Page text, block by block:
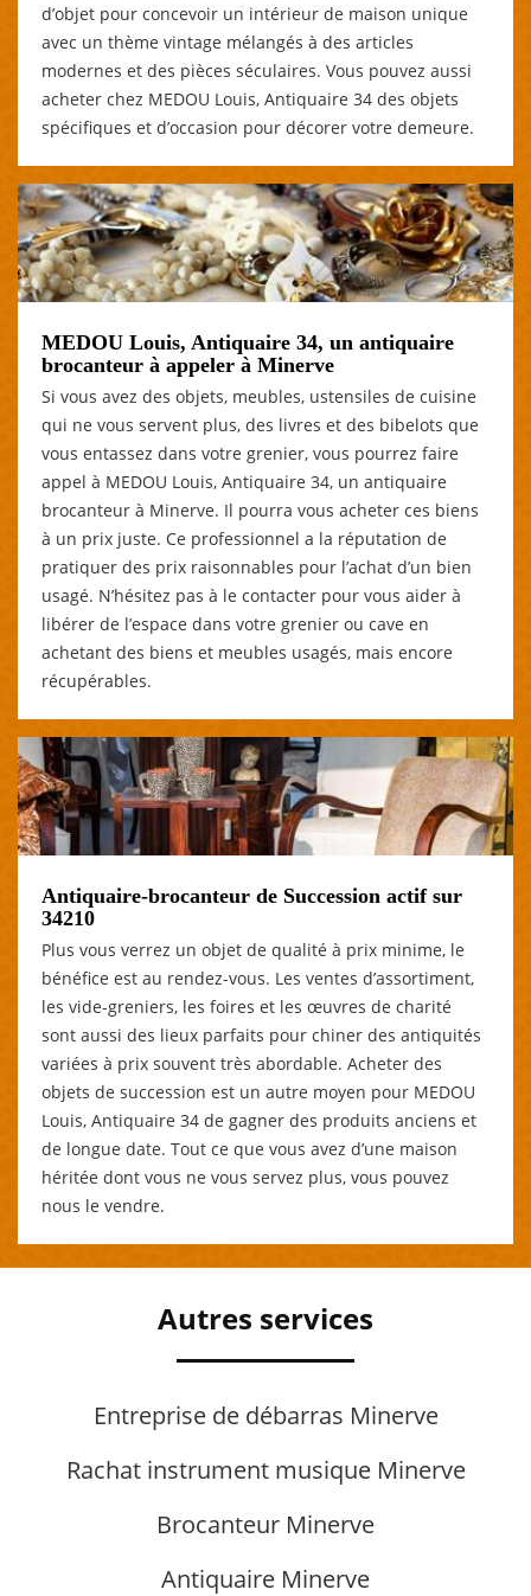
d’objet pour concevoir un intérieur de maison unique
avec un thème vintage mélangés à des articles
modernes et des pièces séculaires. Vous pouvez aussi
acheter chez MEDOU Louis, Antiquaire 34 des objets
spécifiques et d’occasion pour décorer votre demeure.
MEDOU Louis, Antiquaire 34, un antiquaire
brocanteur à appeler à Minerve
Si vous avez des objets, meubles, ustensiles de cuisine
qui ne vous servent plus, des livres et des bibelots que
vous entassez dans votre grenier, vous pourrez faire
appel à MEDOU Louis, Antiquaire 34, un antiquaire
brocanteur à Minerve. Il pourra vous acheter ces biens
à un prix juste. Ce professionnel a la réputation de
pratiquer des prix raisonnables pour l’achat d’un bien
usagé. N’hésitez pas à le contacter pour vous aider à
libérer de l’espace dans votre grenier ou cave en
achetant des biens et meubles usagés, mais encore
récupérables.
Antiquaire-brocanteur de Succession actif sur
34210
Plus vous verrez un objet de qualité à prix minime, le
bénéfice est au rendez-vous. Les ventes d’assortiment,
les vide-greniers, les foires et les œuvres de charité
sont aussi des lieux parfaits pour chiner des antiquités
variées à prix souvent très abordable. Acheter des
objets de succession est un autre moyen pour MEDOU
Louis, Antiquaire 34 de gagner des produits anciens et
de longue date. Tout ce que vous avez d’une maison
héritée dont vous ne vous servez plus, vous pouvez
nous le vendre.
Autres services
Entreprise de débarras Minerve
Rachat instrument musique Minerve
Brocanteur Minerve
Antiquaire Minerve